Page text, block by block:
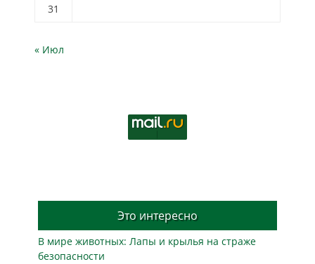
31
« Июл
Это интересно
В мире животных: Лапы и крылья на страже
безопасности